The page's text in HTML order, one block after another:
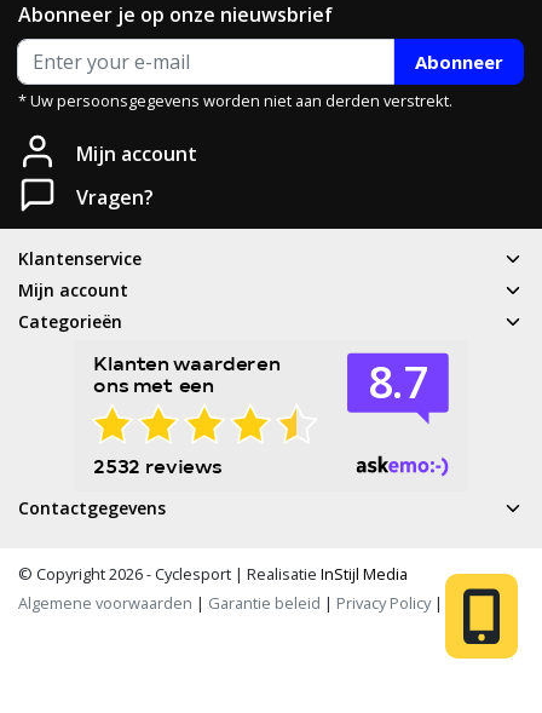
Abonneer je op onze nieuwsbrief
Abonneer
* Uw persoonsgegevens worden niet aan derden verstrekt.
Mijn account
Vragen?
Klantenservice
Mijn account
Categorieën
Contactgegevens
© Copyright 2026 - Cyclesport | Realisatie InStijl Media
Algemene voorwaarden | Garantie beleid | Privacy Policy| RSS Feed